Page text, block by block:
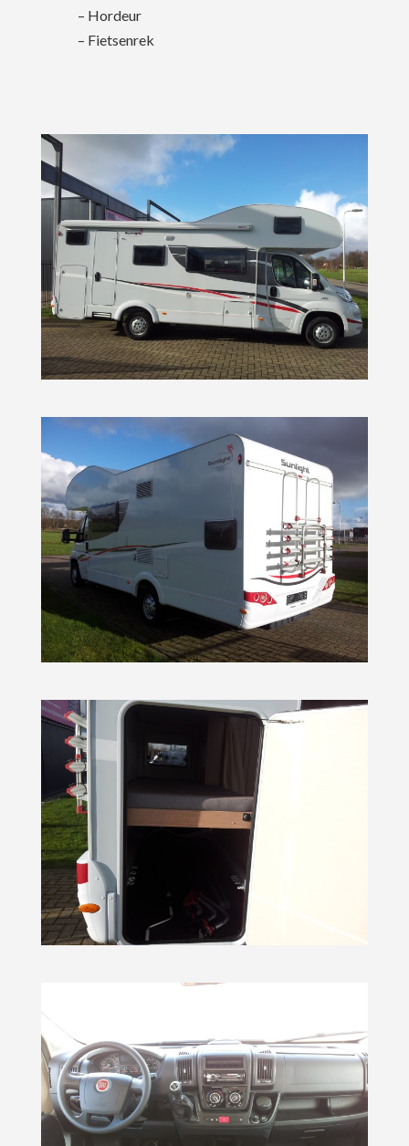
– Hordeur
– Fietsenrek